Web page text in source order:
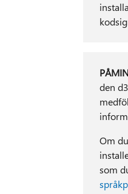
den
Om
som